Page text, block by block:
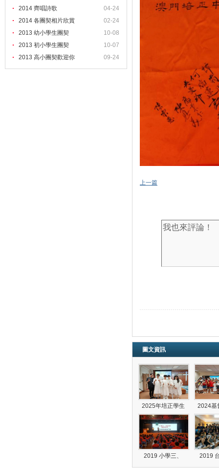
04-24
2014 齊唱詩歌
02-24
2014 各團契相片欣賞
10-08
2013 幼小學生團契
10-07
2013 初小學生團契
09-24
2013 高小團契歡迎你
上一篇
圖文資訊
2025年培正學生 2024基
2019 小學三、 2019